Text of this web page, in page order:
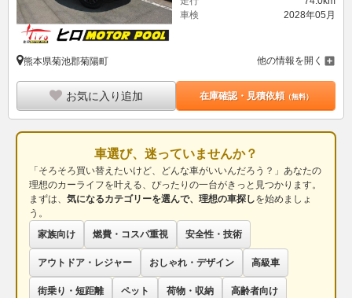
車検
2028年05月
熊本県菊池郡菊陽町 他の情報を開く
お気に入り追加 在庫確認・見積依頼（無料）
車選び、迷っていませんか？
「そろそろ買い替えたいけど、どんな車がいいんだろう？」あなたの
理想のカーライフを叶える、ぴったりの一台がきっと見つかります。
まずは、 気になるカテゴリーを選んで、理想の車探しを始めましょ
う。
家族向け
燃費・コスパ重視 安全性・技術
アウトドア・レジャー おしゃれ・デザイン 高級車
街乗り・短距離 ペット 荷物・収納 高齢者向け